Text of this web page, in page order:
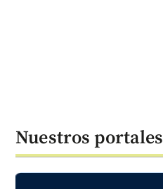
Nuestros portales